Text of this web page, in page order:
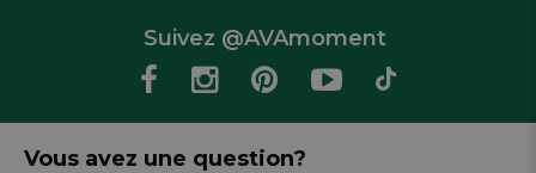
Suivez @AVAmoment
Vous avez une question?